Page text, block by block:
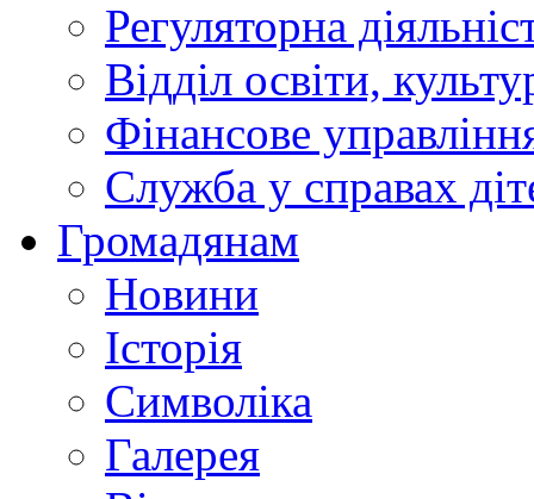
Регуляторна
Відділ освіти,
Фінансове
Служба у справах
Громадянам
Новини
Історія
Символіка
Галерея